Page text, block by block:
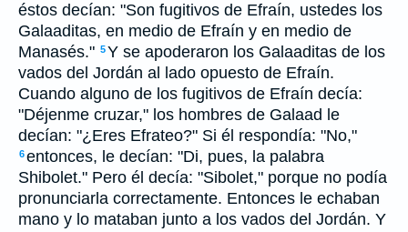
éstos decían: "Son fugitivos de Efraín, ustedes los
Galaaditas, en medio de Efraín y en medio de
Manasés." 5Y se apoderaron los Galaaditas de los
vados del Jordán al lado opuesto de Efraín.
Cuando alguno de los fugitivos de Efraín decía:
"Déjenme cruzar," los hombres de Galaad le
decían: "¿Eres Efrateo?" Si él respondía: "No,"
6entonces, le decían: "Di, pues, la palabra
Shibolet." Pero él decía: "Sibolet," porque no podía
pronunciarla correctamente. Entonces le echaban
mano y lo mataban junto a los vados del Jordán. Y